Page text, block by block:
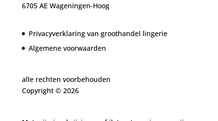
6705 AE Wageningen-Hoog
Privacyverklaring van groothandel lingerie
Algemene voorwaarden
alle rechten voorbehouden
Copyright © 2026